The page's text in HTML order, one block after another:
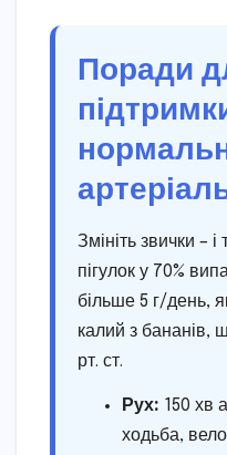
Поради
Змініть звички – і
пігулок у 70%
більше 5 г/день,
калий з бананів,
рт. ст.
Рух: 150 хв
ходьба,